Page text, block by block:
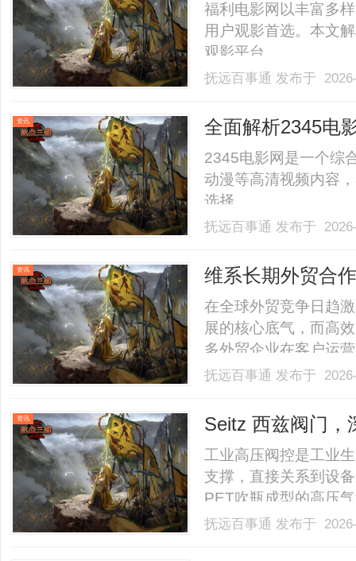
福利电影网以丰富多
用户观影首选。本文
观影平台。......
抚远百事通 发布于
资讯 全面解析2345电
2345电影网是一个综
动漫等高清视频内容
选择。......
抚远百事通 发布于
资讯
维系长期外贸合
势？
在全球外贸竞争日趋
展的核心底气，而高
多外贸企业在客户运
误判的困境，不仅影
抚远百事通 发布于
资讯 Seitz 西兹阀门，
工业高压阀控是工业
支撑，直接关系到设
PET吹瓶成型的高压
柴油机的动力系统调
抚远百事通 发布于